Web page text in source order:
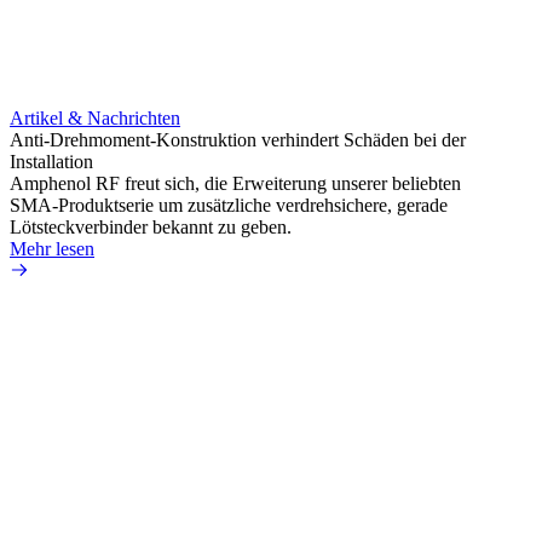
Artikel & Nachrichten
Anti-Drehmoment-Konstruktion verhindert Schäden bei der
Installation
Amphenol RF freut sich, die Erweiterung unserer beliebten
SMA-Produktserie um zusätzliche verdrehsichere, gerade
Lötsteckverbinder bekannt zu geben.
Mehr lesen